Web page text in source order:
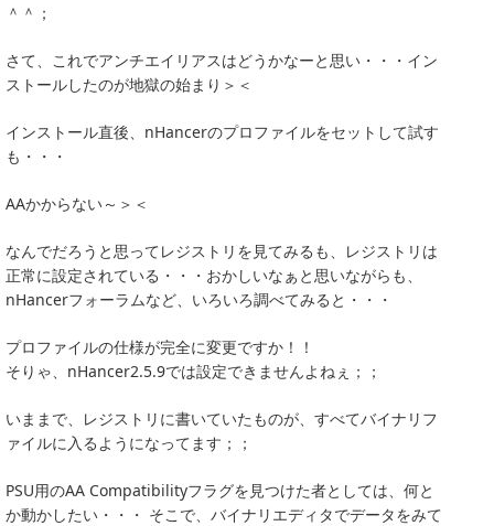
＾＾；
さて、これでアンチエイリアスはどうかなーと思い・・・イン
ストールしたのが地獄の始まり＞＜
インストール直後、nHancerのプロファイルをセットして試す
も・・・
AAかからない～＞＜
なんでだろうと思ってレジストリを見てみるも、レジストリは
正常に設定されている・・・おかしいなぁと思いながらも、
nHancerフォーラムなど、いろいろ調べてみると・・・
プロファイルの仕様が完全に変更ですか！！
そりゃ、nHancer2.5.9では設定できませんよねぇ；；
いままで、レジストリに書いていたものが、すべてバイナリフ
ァイルに入るようになってます；；
PSU用のAA Compatibilityフラグを見つけた者としては、何と
か動かしたい・・・ そこで、バイナリエディタでデータをみて